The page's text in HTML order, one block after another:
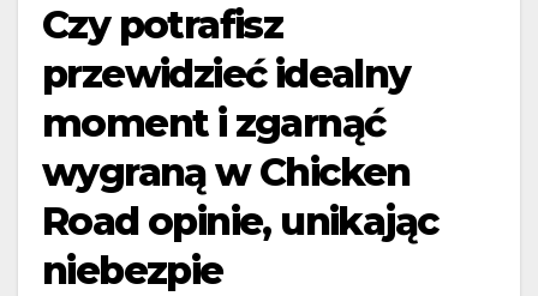
Czy potrafisz
przewidzieć idealny
moment i zgarnąć
wygraną w Chicken
Road opinie, unikając
niebezpie